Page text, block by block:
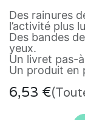
Des rainures
l’activité plus
Des bandes
yeux.
Un livret pas-
Un produit en
6,53 €